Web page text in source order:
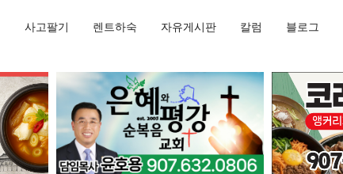
사고팔기 렌트하숙 자유게시판 칼럼 블로그